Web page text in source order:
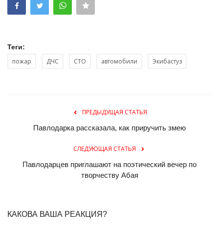
Теги:
пожар ДЧС СТО автомобили Экибастуз
ПРЕДЫДУЩАЯ СТАТЬЯ
Павлодарка рассказала, как приручить змею
СЛЕДУЮЩАЯ СТАТЬЯ
Павлодарцев приглашают на поэтический вечер по
творчеству Абая
КАКОВА ВАША РЕАКЦИЯ?